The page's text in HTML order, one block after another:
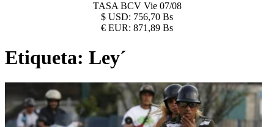
TASA BCV Vie 07/08
$ USD: 756,70 Bs
€ EUR: 871,89 Bs
Etiqueta: Ley´